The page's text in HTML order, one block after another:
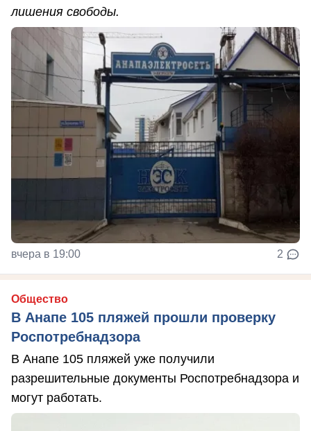
лишения свободы.
вчера в 19:00 2
Общество
В Анапе 105 пляжей прошли проверку
Роспотребнадзора
В Анапе 105 пляжей уже получили
разрешительные документы Роспотребнадзора и
могут работать.